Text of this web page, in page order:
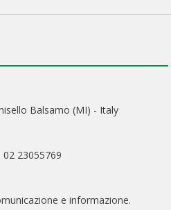
Balsamo (MI) - Italy
23055769
e informazione.